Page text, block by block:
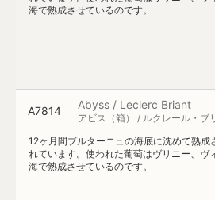
海で熟成させているのです。
A7814 Abyss / Leclerc Briant
アビス（箱） / ルクレール・ブ
12ヶ月間ブルターニュの海底に沈めて熟
れています。使われた葡萄はヴリニー、
海で熟成させているのです。